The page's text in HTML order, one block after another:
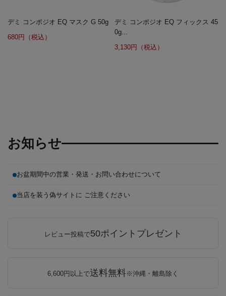
デミ コンポジオ EQ マスク G 50g
680円（税込）
デミ コンポジオ EQ フィックス 45
0g...
3,130円（税込）
お知らせ
お盆期間中の営業・発送・お問い合わせについて
当店を装う偽サイトに ご注意ください
レビュー投稿で50ポイントプレゼント
6,600円以上で送料無料※沖縄・離島除く